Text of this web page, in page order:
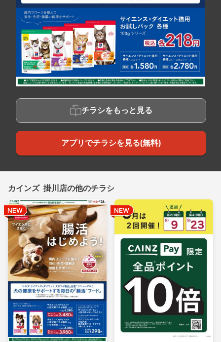
チラシをもっと見る
アプリでチラシを見る(無料)
カインズ 掛川店の他のチラシ